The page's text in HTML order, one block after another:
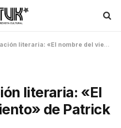
«El nombre del viento» de Patrick Rothfuss
literaria: «El
de Patrick